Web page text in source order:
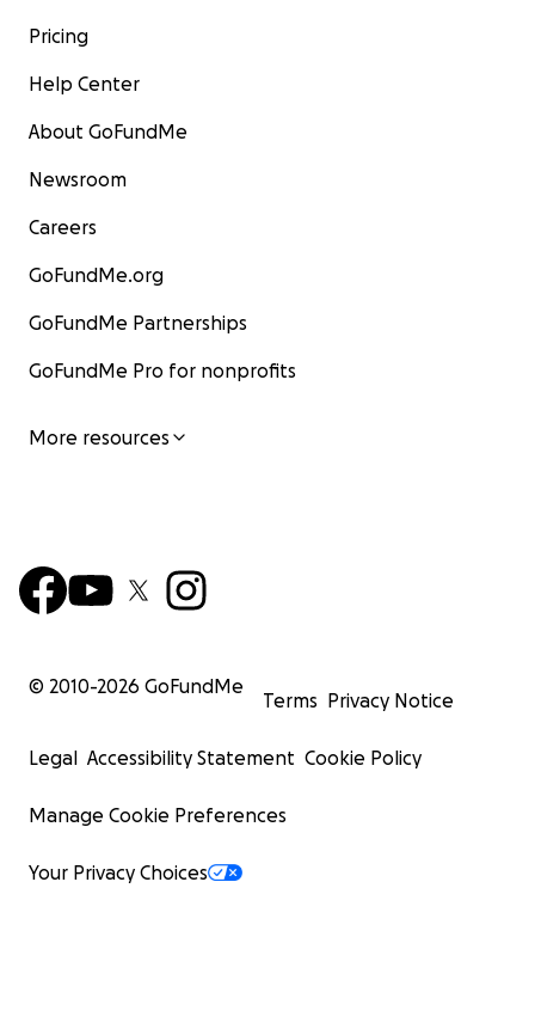
Pricing
Help Center
About GoFundMe
Newsroom
Careers
GoFundMe.org
GoFundMe Partnerships
GoFundMe Pro for nonprofits
More resources
© 2010-2026 GoFundMe
Terms Privacy Notice
Legal Accessibility Statement Cookie Policy
Manage Cookie Preferences
Your Privacy Choices